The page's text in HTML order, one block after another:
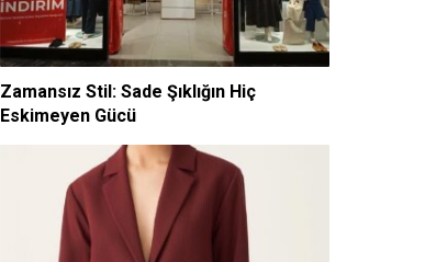
Zamansız Stil: Sade Şıklığın Hiç
Eskimeyen Gücü